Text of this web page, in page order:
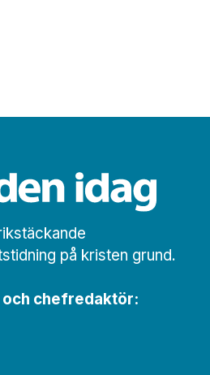
på kristen grund.
chef­redaktör: